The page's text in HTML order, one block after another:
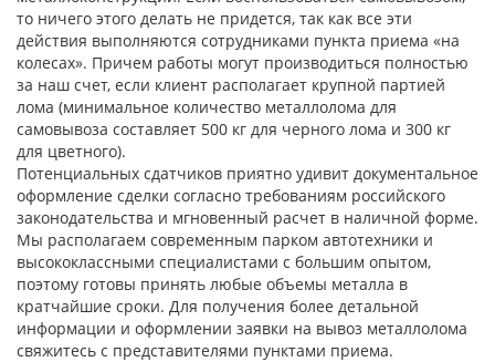
то ничего этого делать не придется, так как все эти
действия выполняются сотрудниками пункта приема «на
колесах». Причем работы могут производиться полностью
за наш счет, если клиент располагает крупной партией
лома (минимальное количество металлолома для
самовывоза составляет 500 кг для черного лома и 300 кг
для цветного).
Потенциальных сдатчиков приятно удивит документальное
оформление сделки согласно требованиям российского
законодательства и мгновенный расчет в наличной форме.
Мы располагаем современным парком автотехники и
высококлассными специалистами с большим опытом,
поэтому готовы принять любые объемы металла в
кратчайшие сроки. Для получения более детальной
информации и оформлении заявки на вывоз металлолома
свяжитесь с представителями пунктами приема.